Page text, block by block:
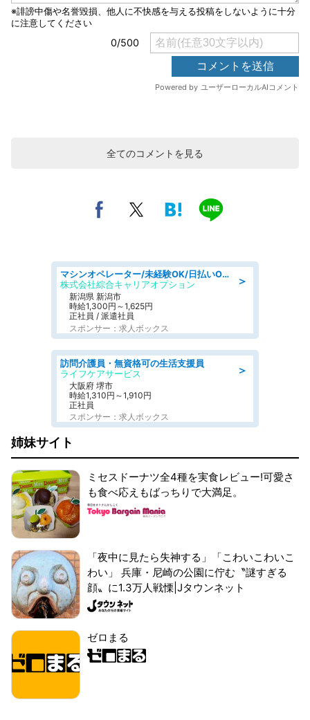
全てのコメントを見る
＞
マシンオペレーター/未経験OK/日払いOK/寮費無料/交替制/20・30・40代活躍中
株式会社綜合キャリアオプション
新潟県 新潟市
時給1,300円～1,625円
正社員 / 派遣社員
スポンサー：求人ボックス
＞
訪問介護員・無資格可の生活支援員
ライフケアサービス
大阪府 堺市
時給1,310円～1,910円
正社員
スポンサー：求人ボックス
姉妹サイト
ミセスドーナツ全4種を実食レビュー!可愛さ
も食べ応えもばっちりで大満足。
「夜中に見たら失神する」「こわいこわいこ
わい」 兵庫・尼崎の公園に佇む〝謎すぎる
顔〟に1.3万人戦慄|Jタウンネット
ゼロまる